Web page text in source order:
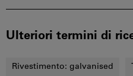
Ulteriori termini di
Rivestimento: galvanised